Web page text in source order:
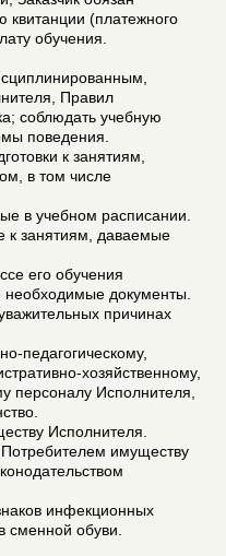
квитанции (платежного
обучения.
Правил
соблюдать учебную
поведения.
к занятиям,
в том числе
в учебном расписании.
к занятиям, даваемые
его обучения
необходимые документы.
причинах
педагогическому,
хозяйственному,
персоналу Исполнителя,
Исполнителя.
имуществу
инфекционных
сменной обуви.